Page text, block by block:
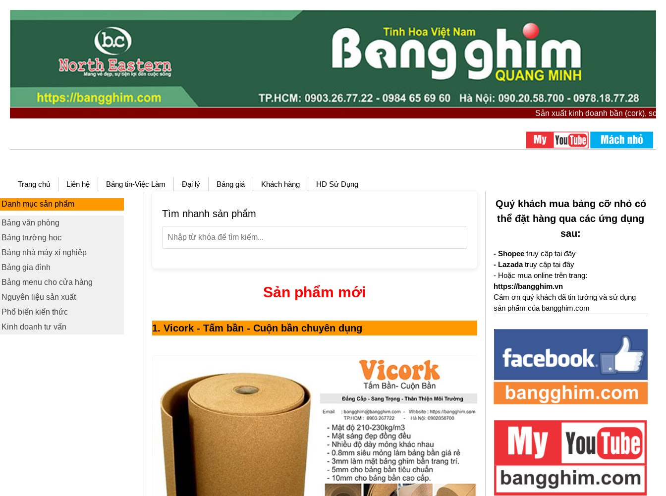
Sản xuất kinh doanh bần (cork), sơn
Trang chủ Liên hệ Bảng tin-Việc Làm Đại lý Bảng giá Khách hàng HD Sử Dụng
Danh mục sản phẩm
Bảng văn phòng
Bảng trường học
Bảng nhà máy xí nghiệp
Bảng gia đình
Bảng menu cho cửa hàng
Nguyên liệu sản xuất
Phổ biến kiến thức
Kinh doanh tư vấn
Tìm nhanh sản phẩm
Sản phẩm mới
1. Vicork - Tấm bần - Cuộn bần chuyên dụng
Quý khách mua bảng cỡ nhỏ có
thể đặt hàng qua các ứng dụng
sau:
- Shopeetruy cập tại đây
- Lazadatruy cập tại đây
- Hoặc mua online trên trang:
https://bangghim.vn
Cảm ơn quý khách đã tin tưởng và sử dụng
sản phẩm của bangghim.com